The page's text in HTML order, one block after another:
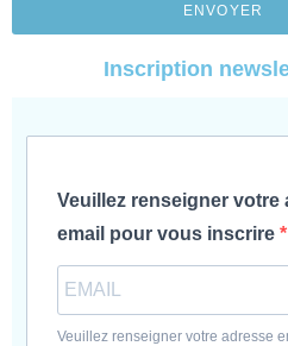
ENVOYER
Inscription
Veuillez renseigner votre
email pour vous inscrire
Veuillez renseigner votre adresse